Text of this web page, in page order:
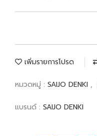
เพิ่มรายการโปรด
หมวดหมู่ : SAIJO DENKI ,
แบรนด์ : SAIJO DENKI